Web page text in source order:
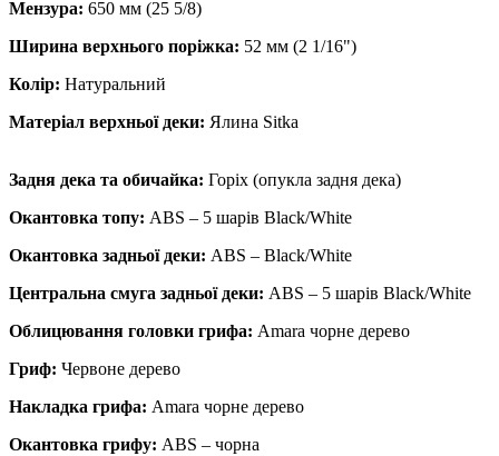
Мензура: 650 мм (25 5/8)
Ширина верхнього поріжка: 52 мм (2 1/16")
Колір: Натуральний
Матеріал верхньої деки: Ялина Sitka
Задня дека та обичайка: Горіх (опукла задня дека)
Окантовка топу: ABS – 5 шарів Black/White
Окантовка задньої деки: ABS – Black/White
Центральна смуга задньої деки: ABS – 5 шарів Black/White
Облицювання головки грифа: Amara чорне дерево
Гриф: Червоне дерево
Накладка грифа: Amara чорне дерево
Окантовка грифу: ABS – чорна